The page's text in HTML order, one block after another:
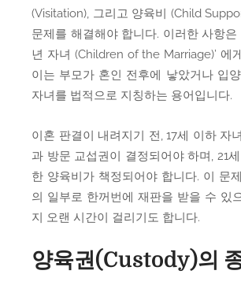
(Visitation), 그리고 양육비 (Child
문제를 해결해야 합니다. 이러한 사항은
년 자녀 (Children of the Marriage)’ 에
이는 부모가 혼인 전후에 낳았거나 입
자녀를 법적으로 지칭하는 용어입니다.
이혼 판결이 내려지기 전, 17세 이하 자
과 방문 교섭권이 결정되어야 하며, 21
한 양육비가 책정되어야 합니다. 이 문
의 일부로 한꺼번에 재판을 받을 수 있
지 오랜 시간이 걸리기도 합니다.
양육권(Custody)의